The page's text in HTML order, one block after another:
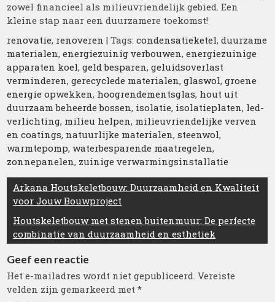
zowel financieel als milieuvriendelijk gebied. Een
kleine stap naar een duurzamere toekomst!
renovatie, renoveren | Tags:condensatieketel,duurzame
materialen,energiezuinig verbouwen,energiezuinige
apparaten koel,geld besparen,geluidsoverlast
verminderen,gerecyclede materialen,glaswol,groene
energie opwekken, hoogrendementsglas, hout uit
duurzaam beheerde bossen, isolatie, isolatieplaten, led-
verlichting, milieu helpen, milieuvriendelijke verven
en coatings, natuurlijke materialen,steenwol,
warmtepomp,waterbesparende maatregelen,
zonnepanelen, zuinige verwarmingsinstallatie
Berichtnavigatie
Arkana Houtskeletbouw: Duurzaamheid en Kwaliteit
voor Jouw Bouwproject
Houtskeletbouw met stenen buitenmuur: De perfecte
combinatie van duurzaamheid en esthetiek
Geef een reactie
Het e-mailadres wordt niet gepubliceerd. Vereiste
velden zijn gemarkeerd met*